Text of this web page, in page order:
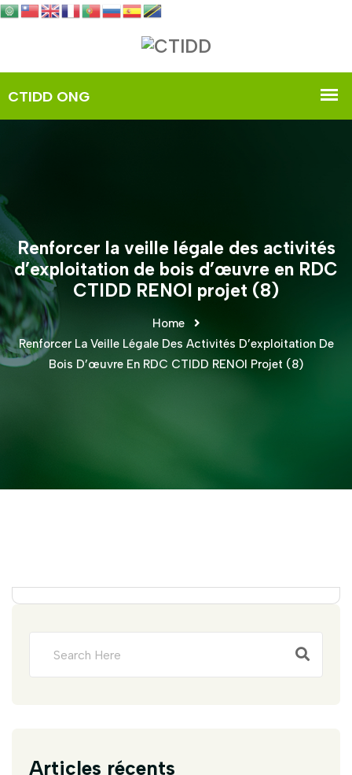
Renforcer la veille légale des activités
d’exploitation de bois d’œuvre en RDC
CTIDD RENOI projet (8)
Home
Renforcer La Veille Légale Des Activités D’exploitation De
Bois D’œuvre En RDC CTIDD RENOI Projet (8)
Articles récents